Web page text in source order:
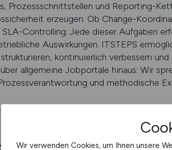
Prozessschnittstellen und Reporting-
erzeugen. Ob Change-
Controlling: Jede dieser Aufgaben
Auswirkungen. ITSTEPS
kontinuierlich verbessern
allgemeine Jobportale hinaus: Wir
und methodische
ITSTEPS schalten
Wir verwenden Cookies, um Ihnen unsere